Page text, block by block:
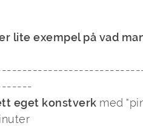
lite exempel på vad
eget konstverk med